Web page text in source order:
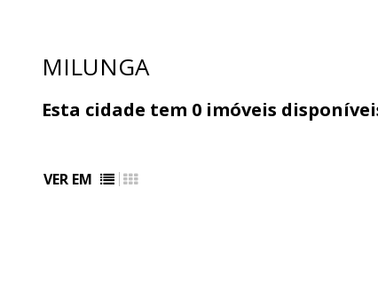
MILUNGA
Esta cidade tem 0 imóveis
VER EM